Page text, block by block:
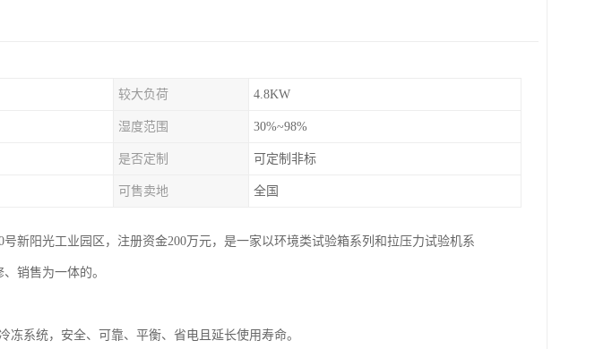
较大负荷 4.8KW
湿度范围 30%~98%
是否定制 可定制非标
可售卖地 全国
新阳光工业园区，注册资金200万元，是一家以环境类试验箱系列和拉压力试验机系
销售为一体的。
系统，安全、可靠、平衡、省电且延长使用寿命。